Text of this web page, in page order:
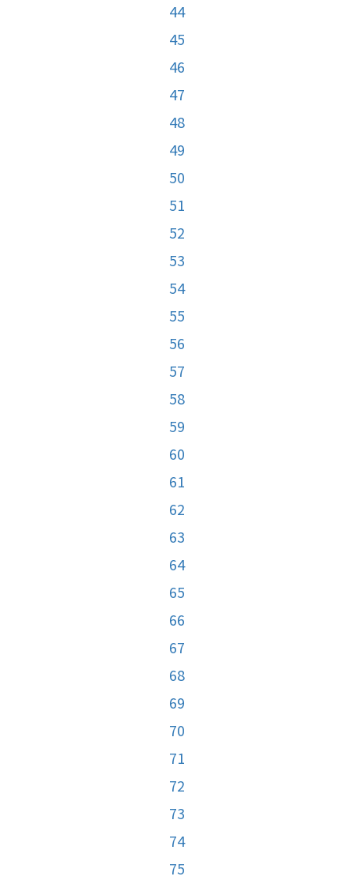
44
45
46
47
48
49
50
51
52
53
54
55
56
57
58
59
60
61
62
63
64
65
66
67
68
69
70
71
72
73
74
75